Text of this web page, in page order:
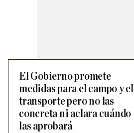
El Gobierno promete
medidas para el campo y el
transporte pero no las
concreta ni aclara cuándo
las aprobará